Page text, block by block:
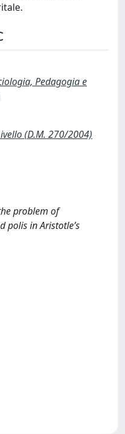
Pedagogia e
(D.M. 270/2004)
problem of
polis in Aristotle’s